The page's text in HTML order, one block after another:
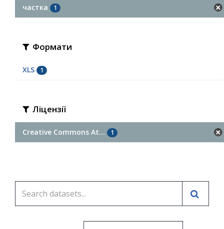
частка 1
Формати
XLS 1
Ліцензії
Creative Commons At... 1